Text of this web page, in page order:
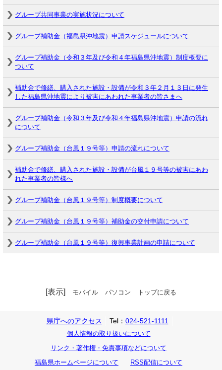
グループ共同事業の実施状況について
グループ補助金（福島県沖地震）申請スケジュールについて
グループ補助金（令和３年及び令和４年福島県沖地震）制度概要に
ついて
補助金で修繕、購入された施設・設備が令和３年２月１３日に発生
した福島県沖地震により被害にあわれた事業者の皆さまへ
グループ補助金（令和３年及び令和４年福島県沖地震）申請の流れ
について
グループ補助金（台風１９号等）申請の流れについて
補助金で修繕、購入された施設・設備が台風１９号等の被害にあわ
れた事業者の皆様へ
グループ補助金（台風１９号等）制度概要について
グループ補助金（台風１９号等）補助金の交付申請について
グループ補助金（台風１９号等）復興事業計画の申請について
[表示] モバイル パソコン トップに戻る
県庁へのアクセス Tel： 024-521-1111
個人情報の取り扱いについて
リンク・著作権・免責事項などについて
福島県ホームページについて
RSS配信について